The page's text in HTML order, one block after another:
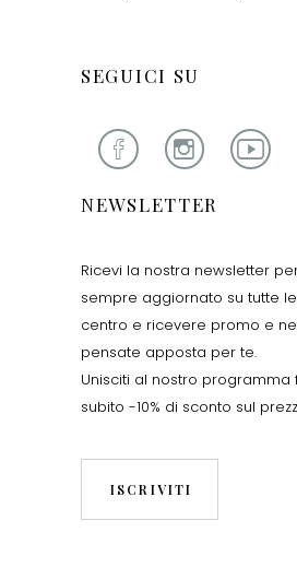
SEGUICI SU
NEWSLETTER
Ricevi la nostra newsletter
sempre aggiornato su tutte
centro e ricevere promo e
pensate apposta per te.
Unisciti al nostro programma
subito -10% di sconto sul
ISCRIVITI